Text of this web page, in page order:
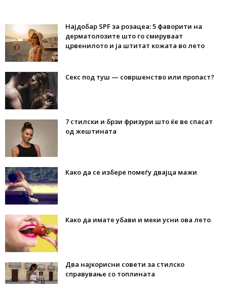
Најдобар SPF за розацеа: 5 фаворити на
дерматолозите што го смируваат
црвенилото и ја штитат кожата во лето
Секс под туш — совршенство или пропаст?
7 стилски и брзи фризури што ќе ве спасат
од жештината
Како да се избере помеѓу двајца мажи
Како да имате убави и меки усни ова лето
Два најкорисни совети за стилско
справување со топлината